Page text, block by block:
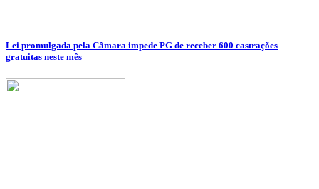
Lei promulgada pela Câmara impede PG de receber 600 castrações
gratuitas neste mês